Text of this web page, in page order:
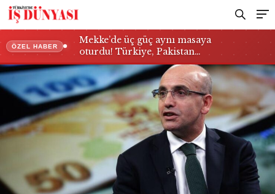
ÖZEL HABER
Mekke’de üç güç aynı masaya
oturdu! Türkiye, Pakistan…